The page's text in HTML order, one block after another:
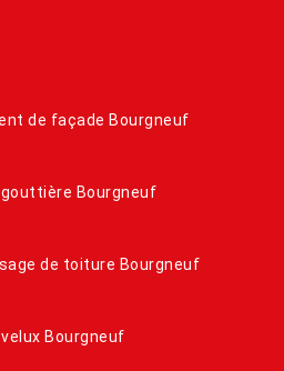
de façade Bourgneuf
Bourgneuf
de toiture Bourgneuf
Bourgneuf